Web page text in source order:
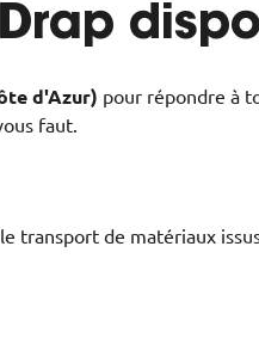
d'Azur) pour répondre à
faut.
transport de matériaux